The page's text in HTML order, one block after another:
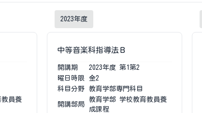
員養
2023年度
中等音楽科指導法Ｂ
開講期 2023年度 第1第2
曜日時限
金2
科目分野
教育学部専門科目
開講部局
教育学部 学校教育教員養
成課程